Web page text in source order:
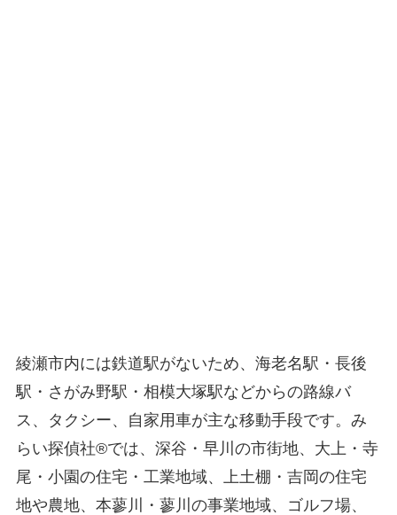
綾瀬市内には鉄道駅がないため、海老名駅・長後
駅・さがみ野駅・相模大塚駅などからの路線バ
ス、タクシー、自家用車が主な移動手段です。み
らい探偵社®︎では、深谷・早川の市街地、大上・寺
尾・小園の住宅・工業地域、上土棚・吉岡の住宅
地や農地、本蓼川・蓼川の事業地域、ゴルフ場、